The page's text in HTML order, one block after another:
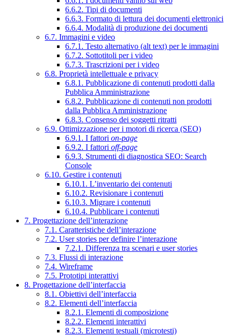
6.6.2. Tipi di documenti
6.6.3. Formato di lettura dei documenti elettronici
6.6.4. Modalità di produzione dei documenti
6.7. Immagini e video
6.7.1. Testo alternativo (alt text) per le immagini
6.7.2. Sottotitoli per i video
6.7.3. Trascrizioni per i video
6.8. Proprietà intellettuale e privacy
6.8.1. Pubblicazione di contenuti prodotti dalla
Pubblica Amministrazione
6.8.2. Pubblicazione di contenuti non prodotti
dalla Pubblica Amministrazione
6.8.3. Consenso dei soggetti ritratti
6.9. Ottimizzazione per i motori di ricerca (SEO)
6.9.1. I fattori on-page
6.9.2. I fattori off-page
6.9.3. Strumenti di diagnostica SEO: Search
Console
6.10. Gestire i contenuti
6.10.1. L’inventario dei contenuti
6.10.2. Revisionare i contenuti
6.10.3. Migrare i contenuti
6.10.4. Pubblicare i contenuti
7. Progettazione dell’interazione
7.1. Caratteristiche dell’interazione
7.2. User stories per definire l’interazione
7.2.1. Differenza tra scenari e user stories
7.3. Flussi di interazione
7.4. Wireframe
7.5. Prototipi interattivi
8. Progettazione dell’interfaccia
8.1. Obiettivi dell’interfaccia
8.2. Elementi dell’interfaccia
8.2.1. Elementi di composizione
8.2.2. Elementi interattivi
8.2.3. Elementi testuali (microtesti)